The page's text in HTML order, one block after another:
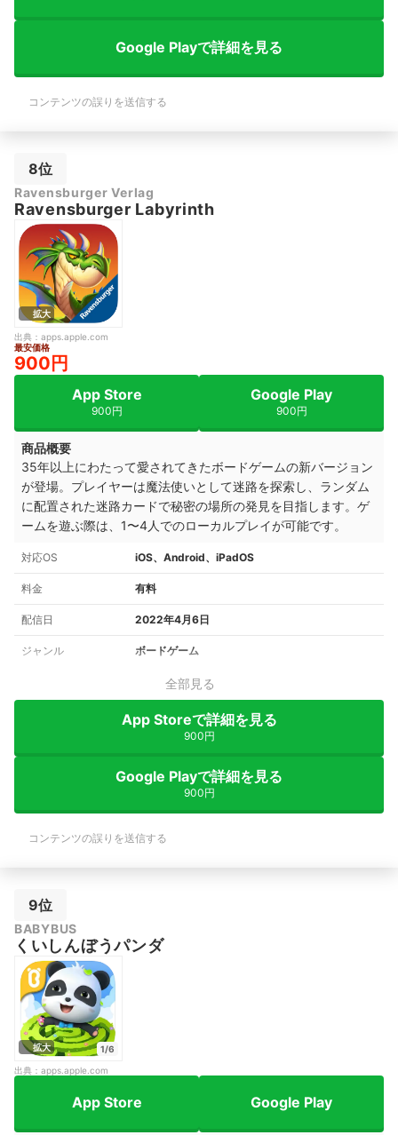
Google Playで詳細を見る
コンテンツの誤りを送信する
8位
Ravensburger Verlag
Ravensburger Labyrinth
拡大
出典： apps.apple.com
最安価格
900円
App Store
900円
Google Play
900円
商品概要
35年以上にわたって愛されてきたボードゲームの新バージョン
が登場。プレイヤーは魔法使いとして迷路を探索し、ランダム
に配置された迷路カードで秘密の場所の発見を目指します。ゲ
ームを遊ぶ際は、1〜4人でのローカルプレイが可能です。
対応OS iOS、Android、iPadOS
料金 有料
配信日 2022年4月6日
ジャンル ボードゲーム
全部見る
App Storeで詳細を見る
900円
Google Playで詳細を見る
900円
コンテンツの誤りを送信する
9位
BABYBUS
くいしんぼうパンダ
拡大
1/6
出典： apps.apple.com
App Store Google Play